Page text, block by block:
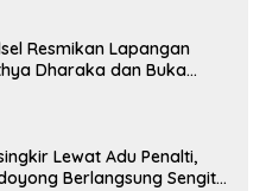
Resmikan Lapangan
Dharaka dan Buka
Lewat Adu Penalti,
Berlangsung Sengit